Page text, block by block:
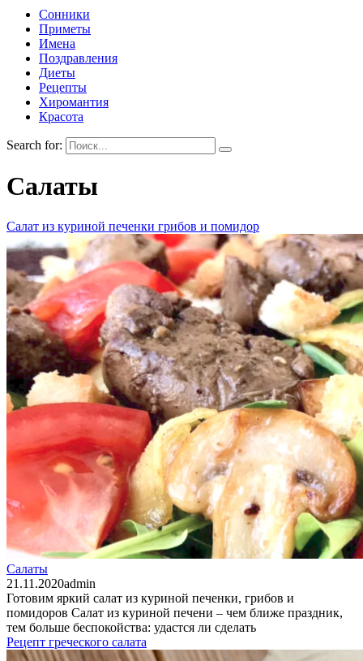
Сонники
Приметы
Имена
Поздравления
Диеты
Рецепты
Хиромантия
Красота
Search for:
Салаты
Cалат из куриной печенки грибов и помидор
Салаты
21.11.2020admin
Готовим яркий салат из куриной печенки, грибов и
помидоров Салат из куриной печени – чем ближе праздник,
тем больше беспокойства: удастся ли сделать
Рецепт греческого салата